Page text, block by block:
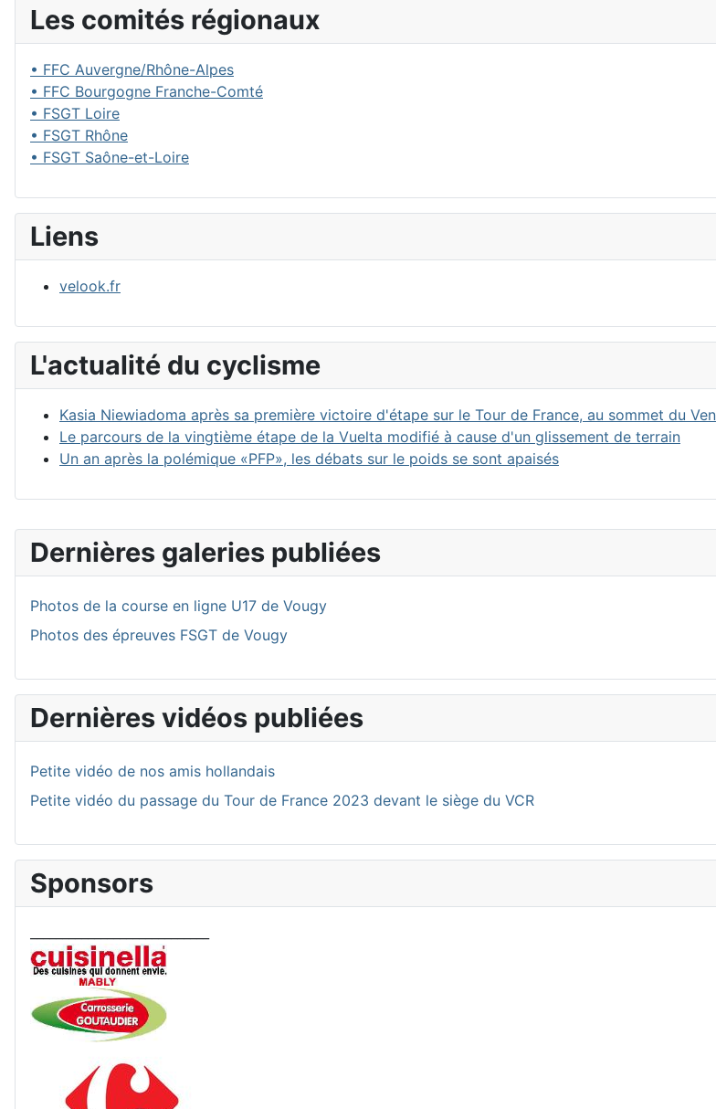
Dernières galeries publiées
Photos de la course en ligne U17 de Vougy
Photos des épreuves FSGT de Vougy
Dernières vidéos publiées
Petite vidéo de nos amis hollandais
Petite vidéo du passage du Tour de France 2023 devant le siège du VCR
Sponsors
Les comités régionaux
• FFC Auvergne/Rhône-Alpes
• FFC Bourgogne Franche-Comté
• FSGT Loire
• FSGT Rhône
• FSGT Saône-et-Loire
Liens
velook.fr
L'actualité du cyclisme
Kasia Niewiadoma après sa première victoire d'étape sur le Tour de France, au sommet du
Le parcours de la vingtième étape de la Vuelta modifié à cause d'un glissement de terrain
Un an après la polémique «PFP», les débats sur le poids se sont apaisés